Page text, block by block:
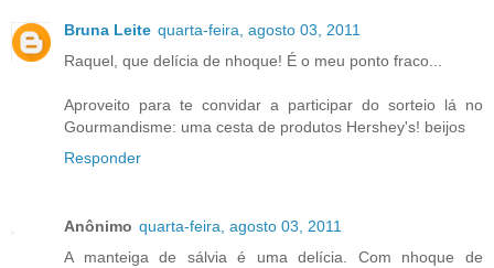
Bruna Leite quarta-feira, agosto 03, 2011
Raquel, que delícia de nhoque! É o meu ponto fraco...
Aproveito para te convidar a participar do sorteio lá no
Gourmandisme: uma cesta de produtos Hershey's! beijos
Responder
Anônimo quarta-feira, agosto 03, 2011
A manteiga de sálvia é uma delícia. Com nhoque de